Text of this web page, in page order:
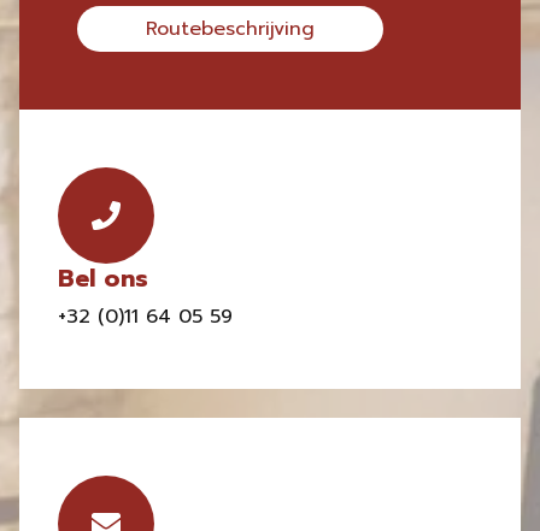
Routebeschrijving
Bel ons
+32 (0)11 64 05 59